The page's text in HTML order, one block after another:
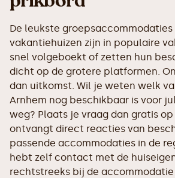
De leukste groepsaccommodaties
vakantiehuizen zijn in populaire
snel volgeboekt of zetten hun
dicht op de grotere platformen.
dan uitkomst. Wil je weten welk
Arnhem nog beschikbaar is voor
weg? Plaats je vraag dan gratis
ontvangt direct reacties van
passende accommodaties in de
hebt zelf contact met de
rechtstreeks bij de accommodatie